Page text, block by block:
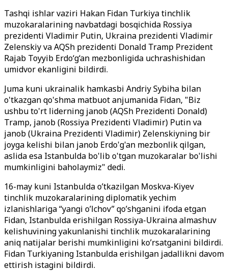
Tashqi ishlar vaziri Hakan Fidan Turkiya tinchlik
muzokaralarining navbatdagi bosqichida Rossiya
prezidenti Vladimir Putin, Ukraina prezidenti Vladimir
Zelenskiy va AQSh prezidenti Donald Tramp Prezident
Rajab Toyyib Erdo‘g‘an mezbonligida uchrashishidan
umidvor ekanligini bildirdi.
Juma kuni ukrainalik hamkasbi Andriy Sybiha bilan
o'tkazgan qo'shma matbuot anjumanida Fidan, "Biz
ushbu to'rt liderning janob (AQSh Prezidenti Donald)
Tramp, janob (Rossiya Prezidenti Vladimir) Putin va
janob (Ukraina Prezidenti Vladimir) Zelenskiyning bir
joyga kelishi bilan janob Erdo'g'an mezbonlik qilgan,
aslida esa Istanbulda bo'lib o'tgan muzokaralar bo'lishi
mumkinligini baholaymiz" dedi.
16-may kuni Istanbulda o’tkazilgan Moskva-Kiyev
tinchlik muzokaralarining diplomatik yechim
izlanishlariga “yangi o’lchov” qo’shganini ifoda etgan
Fidan, Istanbulda erishilgan Rossiya-Ukraina almashuv
kelishuvining yakunlanishi tinchlik muzokaralarining
aniq natijalar berishi mumkinligini ko’rsatganini bildirdi.
Fidan Turkiyaning Istanbulda erishilgan jadallikni davom
ettirish istagini bildirdi.